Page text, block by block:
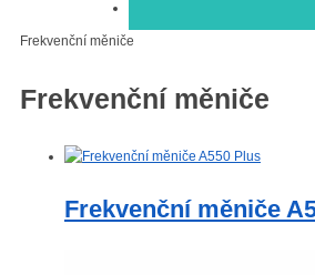
Elektromotory
Frekvenční měniče
Frekvenční měniče
Frekvenční měniče